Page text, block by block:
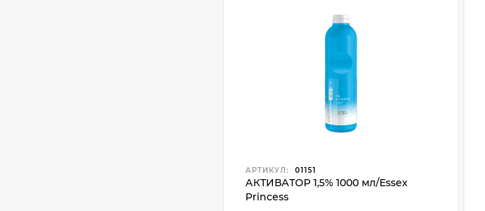
АРТИКУЛ: 01151
АКТИВАТОР 1,5% 1000 мл/Essex
Princess